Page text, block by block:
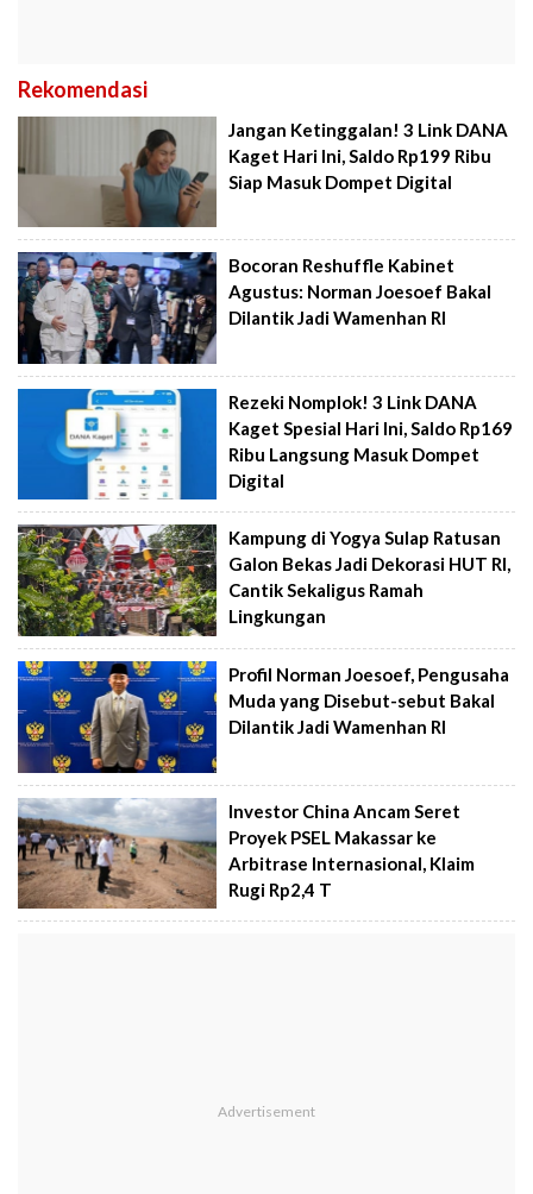
Rekomendasi
Jangan Ketinggalan! 3 Link DANA
Kaget Hari Ini, Saldo Rp199 Ribu
Siap Masuk Dompet Digital
Bocoran Reshuffle Kabinet
Agustus: Norman Joesoef Bakal
Dilantik Jadi Wamenhan RI
Rezeki Nomplok! 3 Link DANA
Kaget Spesial Hari Ini, Saldo Rp169
Ribu Langsung Masuk Dompet
Digital
Kampung di Yogya Sulap Ratusan
Galon Bekas Jadi Dekorasi HUT RI,
Cantik Sekaligus Ramah
Lingkungan
Profil Norman Joesoef, Pengusaha
Muda yang Disebut-sebut Bakal
Dilantik Jadi Wamenhan RI
Investor China Ancam Seret
Proyek PSEL Makassar ke
Arbitrase Internasional, Klaim
Rugi Rp2,4 T